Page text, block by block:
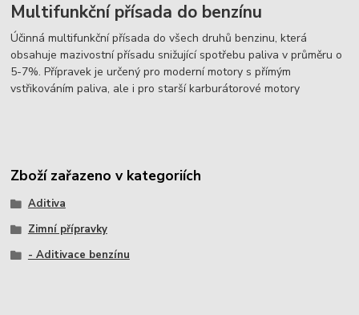
Multifunkční přísada do benzínu
Účinná multifunkční přísada do všech druhů benzinu, která
obsahuje mazivostní přísadu snižující spotřebu paliva v průměru o
5-7%. Přípravek je určený pro moderní motory s přímým
vstřikováním paliva, ale i pro starší karburátorové motory
Zboží zařazeno v kategoriích
Aditiva
Zimní přípravky
- Aditivace benzínu